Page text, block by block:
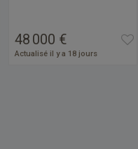
48 000 €
Actualisé il y a 18 jours